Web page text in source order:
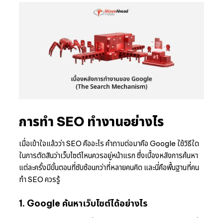
การทำ SEO ทำงานอย่างไร
เมื่อเข้าใจแล้วว่า SEO คืออะไร คำถามต่อมาคือ Google ใช้วิธีใด
ในการตัดสินว่าเว็บไซต์ไหนควรอยู่หน้าแรก ซึ่งเบื้องหลังการค้นหา
แต่ละครั้งมีขั้นตอนที่ซับซ้อนกว่าที่หลายคนคิด และนี่คือพื้นฐานที่คน
ทำ SEO ควรรู้
1. Google ค้นหาเว็บไซต์ได้อย่างไร